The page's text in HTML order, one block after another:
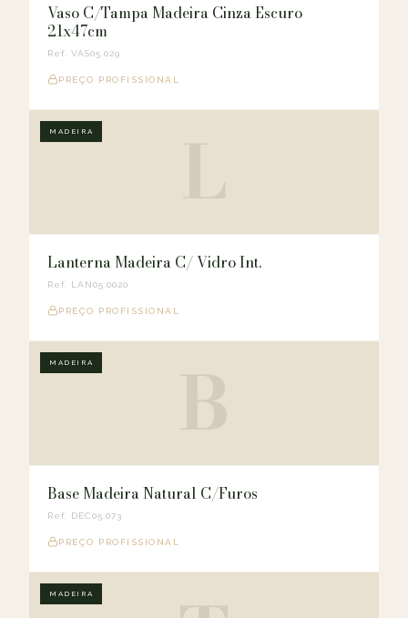
Vaso C/Tampa Madeira Cinza Escuro
21x47cm
Ref. VAS05.029
PREÇO PROFISSIONAL
MADEIRA
Lanterna Madeira C/ Vidro Int.
Ref. LAN05.0020
PREÇO PROFISSIONAL
MADEIRA
Base Madeira Natural C/Furos
Ref. DEC05.073
PREÇO PROFISSIONAL
MADEIRA